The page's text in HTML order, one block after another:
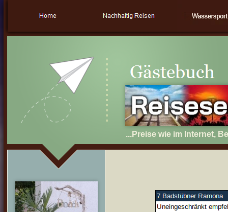
...Preise wie im Internet,